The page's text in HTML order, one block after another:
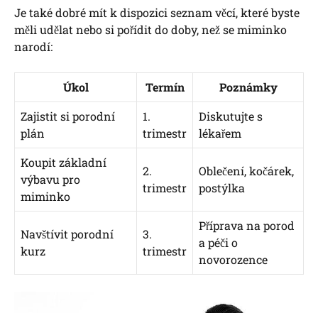
Je také dobré mít k dispozici seznam věcí, které byste
měli udělat nebo si pořídit do doby, než se miminko
narodí:
Úkol Termín
Poznámky
Zajistit si porodní
plán
1.
trimestr
Diskutujte s
lékařem
Koupit základní
výbavu pro
miminko
2.
trimestr
Oblečení, kočárek,
postýlka
Navštívit porodní
kurz
3.
trimestr
Příprava na porod
a péči o
novorozence